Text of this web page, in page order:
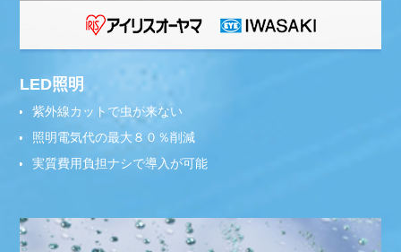
LED照明
紫外線カットで虫が来ない
照明電気代の最大８０％削減
実質費用負担ナシで導入が可能